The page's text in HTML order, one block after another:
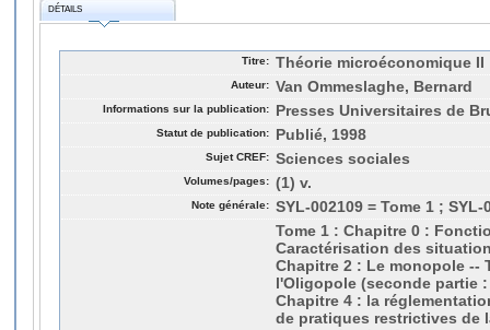
DÉTAILS
Titre: Théorie microéconomique II
Auteur: Van Ommeslaghe, Bernard
Informations sur la publication: Presses Universitaires de
Statut de publication: Publié, 1998
Sujet CREF: Sciences sociales
Volumes/pages: (1) v.
Note générale: SYL-002109 = Tome 1 ; SYL-
Tome 1 : Chapitre 0 :
Caractérisation des
Chapitre 2 : Le monopole --
l'Oligopole (seconde partie
Chapitre 4 : la
de pratiques restrictives de